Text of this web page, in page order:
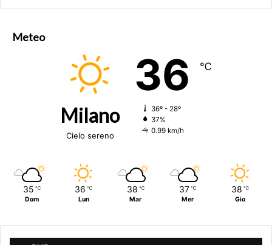
Meteo
Milano
Cielo sereno
36 ℃
36º - 28º
37%
0.99 km/h
35 ℃
Dom
36 ℃
Lun
38 ℃
Mar
37 ℃
Mer
38 ℃
Gio